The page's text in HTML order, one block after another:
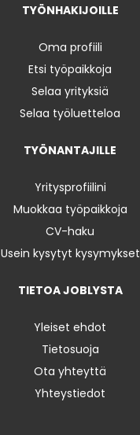
TYÖNHAKIJOILLE
Oma profiili
Etsi työpaikkoja
Selaa yrityksiä
Selaa työluetteloa
TYÖNANTAJILLE
Yritysprofiilini
Muokkaa työpaikkoja
CV-haku
Usein kysytyt kysymykset
TIETOA JOBLYSTA
Yleiset ehdot
Tietosuoja
Ota yhteyttä
Yhteystiedot